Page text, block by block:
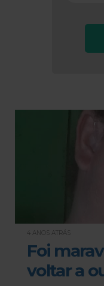
4 ANOS ATRÁS
Foi
voltar a